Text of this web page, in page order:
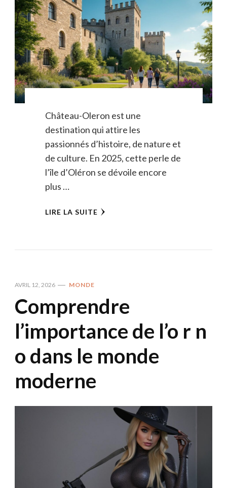
Château-Oleron est une
destination qui attire les
passionnés d’histoire, de nature et
de culture. En 2025, cette perle de
l’île d’Oléron se dévoile encore
plus …
LIRE LA SUITE
AVRIL 12, 2026 MONDE
Comprendre
l’importance de l’o r n
o dans le monde
moderne